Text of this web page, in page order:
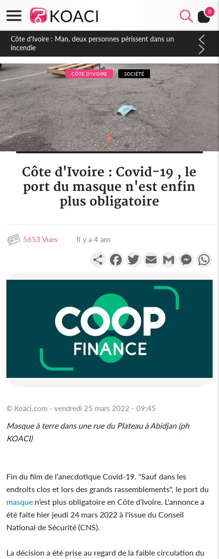
0
Côte d'Ivoire : Séileu, la célébration de la fête nationale
transformée en vaste campagne contre les produits
dépigmentants dangereux
CÔTE D'IVOIRE SOCIÉTÉ
Côte d'Ivoire : Covid-19 , le
port du masque n'est enfin
plus obligatoire
5653 Vues Il y a 4 ans
PartagerFacebookTwitterEmail Gmail
© Koaci.com - vendredi 25 mars 2022 - 09:45
Masque à terre dans une rue du Plateau à Abidjan (ph
KOACI)
Fin du film de l'anecdotique Covid-19. "Sauf dans les
endroits clos et lors des grands rassemblements", le port du
masque n’est plus obligatoire en Côte d’Ivoire. L'annonce a
été faite hier jeudi 24 mars 2022 à l'issue du Conseil
National de Sécurité (CNS).
La décision a été prise au regard de la faible circulation du